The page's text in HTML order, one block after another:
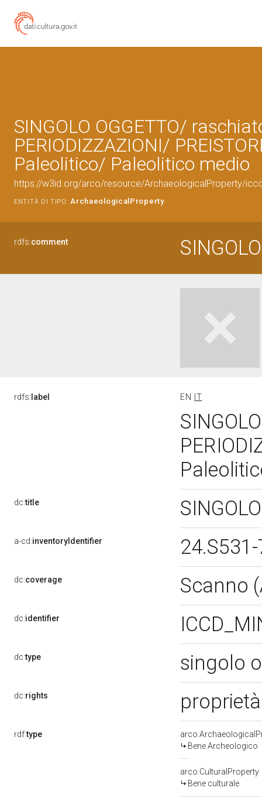
SINGOLO OGGETTO/
PERIODIZZAZIONI/
Paleolitico/ Paleolitico medio
https://w3id.org/arco/resource/ArchaeologicalProperty/
ENTITÀ DI TIPO: ArchaeologicalProperty
rdfs:comment
rdfs: label EN IT
dc:title
a-cd:inventoryIdentifier
dc:coverage Scanno
dc:identifier
dc:type singolo
dc:rights
rdf:type
Bene Archeologico
arco:CulturalProperty
Bene culturale